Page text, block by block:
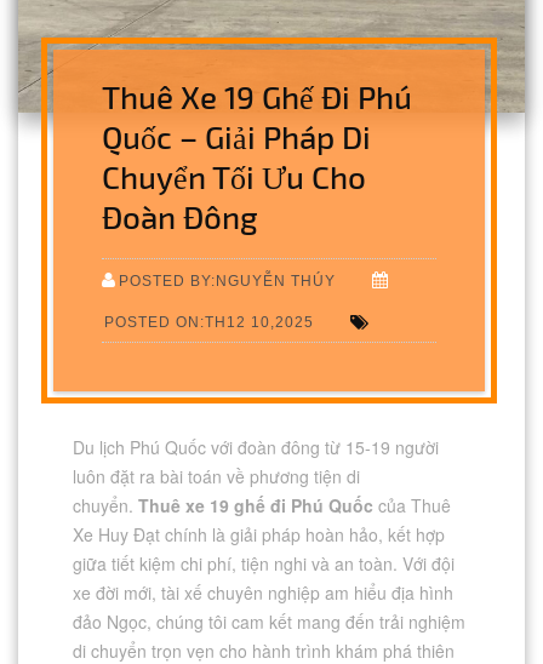
Thuê Xe 19 Ghế Đi Phú
Quốc – Giải Pháp Di
Chuyển Tối Ưu Cho
Đoàn Đông
POSTED BY:NGUYỄN THÚY
POSTED ON:TH12 10,2025
Du lịch Phú Quốc với đoàn đông từ 15-19 người
luôn đặt ra bài toán về phương tiện di
chuyển. Thuê xe 19 ghế đi Phú Quốc của Thuê
Xe Huy Đạt chính là giải pháp hoàn hảo, kết hợp
giữa tiết kiệm chi phí, tiện nghi và an toàn. Với đội
xe đời mới, tài xế chuyên nghiệp am hiểu địa hình
đảo Ngọc, chúng tôi cam kết mang đến trải nghiệm
di chuyển trọn vẹn cho hành trình khám phá thiên